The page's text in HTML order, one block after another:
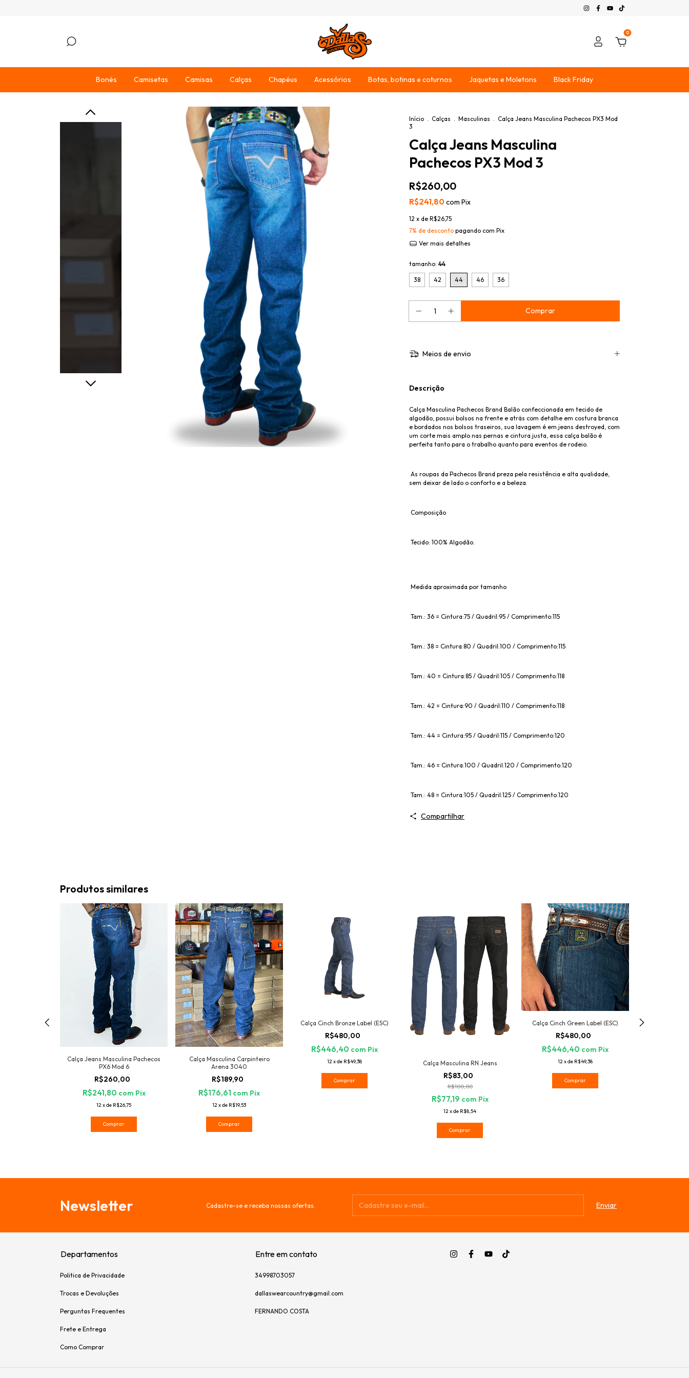
0
Bonés Camisetas Camisas Calças Chapéus Acessórios Botas, botinas e coturnos Jaquetas e Moletons Black Friday
Início . Calças . Masculinas . Calça Jeans Masculina Pachecos PX3 Mod
3
Calça Jeans Masculina
Pachecos PX3 Mod 3
R$260,00
R$241,80com Pix
12 x de R$26,75
7% de desconto pagando com Pix
Ver mais detalhes
tamanho: 44
38 42 44 46 36
Meios de envio
Descrição
Calça Masculina Pachecos Brand Balão confeccionada em tecido de
algodão, possui bolsos na frente e atrás com detalhe em costura branca
e bordados nos bolsos traseiros, sua lavagem é em jeans destroyed, com
um corte mais amplo nas pernas e cintura justa, essa calça balão é
perfeita tanto para o trabalho quanto para eventos de rodeio.
As roupas da Pachecos Brand preza pela resistência e alta qualidade,
sem deixar de lado o conforto e a beleza.
Composição
Tecido: 100% Algodão.
Medida aproximada por tamanho
Tam.: 36 = Cintura:75 / Quadril:95 / Comprimento:115
Tam.: 38 = Cintura:80 / Quadril:100 / Comprimento:115
Tam.: 40 = Cintura:85 / Quadril:105 / Comprimento:118
Tam.: 42 = Cintura:90 / Quadril:110 / Comprimento:118
Tam.: 44 = Cintura:95 / Quadril:115 / Comprimento:120
Tam.: 46 = Cintura:100 / Quadril:120 / Comprimento:120
Tam.: 48 = Cintura:105 / Quadril:125 / Comprimento:120
Compartilhar
Produtos similares
Calça Jeans Masculina Pachecos
PX6 Mod 6
R$260,00
R$241,80 com Pix
12xde R$26,75
Comprar
Calça Masculina Carpinteiro
Arena 3040
R$189,90
R$176,61 com Pix
12xde R$19,53
Comprar
Calça Cinch Bronze Label (ESC)
R$480,00
R$446,40 com Pix
12xde R$49,38
Comprar
Calça Masculina RN Jeans
R$83,00
R$100,00
R$77,19 com Pix
12xde R$8,54
Comprar
Calça Cinch Green Label (ESC)
R$480,00
R$446,40 com Pix
12xde R$49,38
Comprar
Newsletter Cadastre-se e receba nossas ofertas.
Departamentos
Politica de Privacidade
Trocas e Devoluções
Perguntas Frequentes
Frete e Entrega
Como Comprar
Entre em contato
34998703057
dallaswearcountry@gmail.com
FERNANDO COSTA